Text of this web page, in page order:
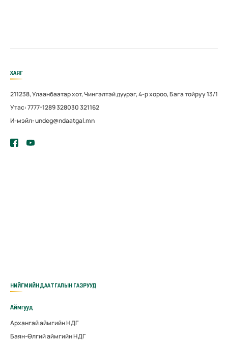
ХАЯГ
211238, Улаанбаатар хот, Чингэлтэй дүүрэг, 4-р хороо, Бага тойруу 13/1
Утас: 7777-1289 328030 321162
И-мэйл: undeg@ndaatgal.mn
НИЙГМИЙН ДААТГАЛЫН ГАЗРУУД
Аймгууд
Архангай аймгийн НДГ
Баян-Өлгий аймгийн НДГ